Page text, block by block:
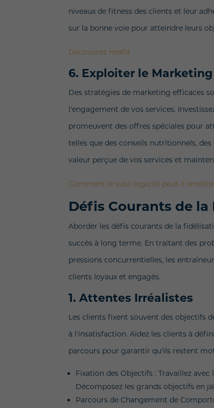
niveaux de fitness des clients et leur
sur la bonne voie pour atteindre leurs
Découvrez Hexfit
6. Exploiter le
Des stratégies de marketing efficaces
l'engagement de vos services.
promeuvent des offres spéciales pour
telles que des conseils nutritionnels,
valeur perçue de vos services et
Comment le suivi logiciel peut-il
Défis Courants de
Aborder les défis courants de la
succès à long terme. En traitant des
pressions concurrentielles, les
clients loyaux et engagés.
1. Attentes Irréalistes
Les clients fixent souvent des objectifs
à l'insatisfaction. Aidez les clients à
parcours pour garantir qu'ils restent
Fixation des Objectifs : Travaillez
Décomposez les grands objectifs en
Parcours de Changement de